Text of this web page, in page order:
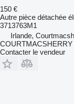
150 €
Autre pièce détachée
3713763M1
Irlande,
Contacter le vendeur